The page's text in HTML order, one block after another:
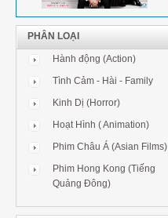
PHÂN LOẠI
Hành động (Action)
Tình Cảm - Hài - Family
Kinh Dị (Horror)
Hoạt Hình ( Animation)
Phim Châu Á (Asian Films)
Phim Hong Kong (Tiếng
Quảng Đông)